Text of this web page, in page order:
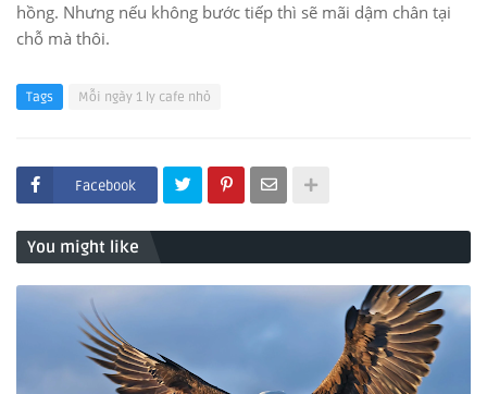
hồng. Nhưng nếu không bước tiếp thì sẽ mãi dậm chân tại
chỗ mà thôi.
Tags Mỗi ngày 1 ly cafe nhỏ
Facebook
You might like